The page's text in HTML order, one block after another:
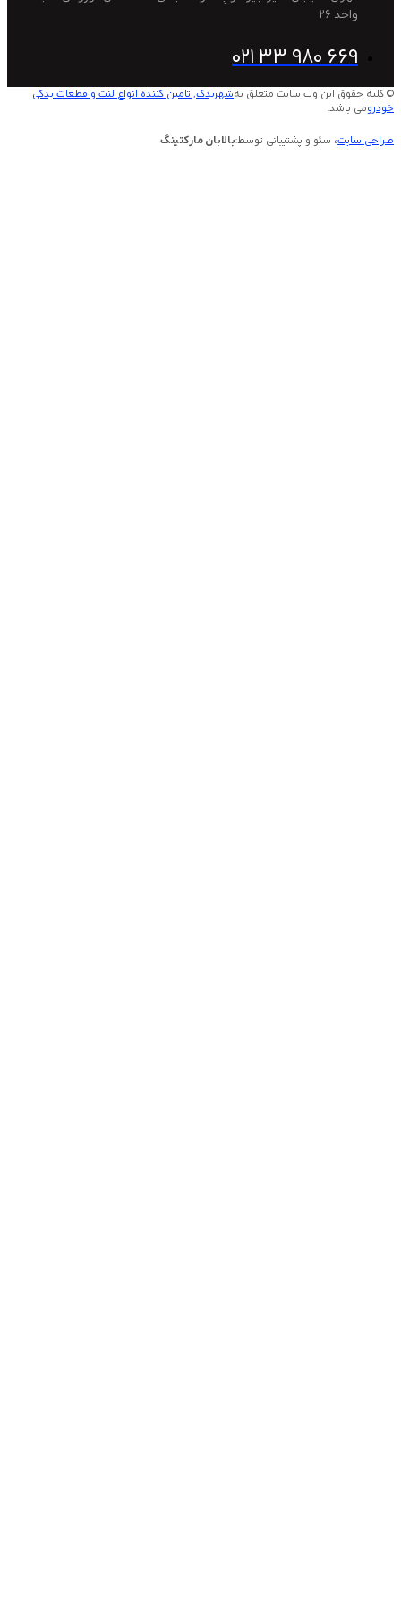
021 33 980
وب سایت متعلق بهشهریدک, تامین کننده انواع لنت و قطعات یدکی
، سئو و پشتیبانی توسط:بالابان مارکتینگ